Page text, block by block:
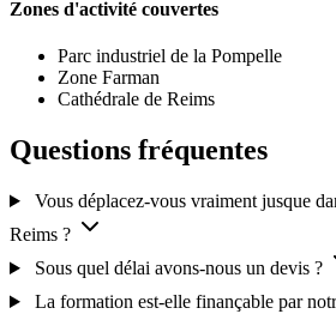
Zones d'activité couvertes
Parc industriel de la Pompelle
Zone Farman
Cathédrale de Reims
Questions fréquentes
Vous déplacez-vous vraiment jusque
Reims ?
Sous quel délai avons-nous un devis ?
La formation est-elle finançable par